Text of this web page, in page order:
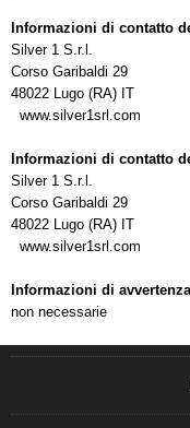
Informazioni di contatto
Silver 1 S.r.l.
Corso Garibaldi 29
48022 Lugo (RA) IT
www.silver1srl.com
Informazioni di contatto
Silver 1 S.r.l.
Corso Garibaldi 29
48022 Lugo (RA) IT
www.silver1srl.com
Informazioni di
non necessarie